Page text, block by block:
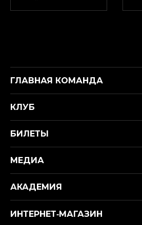
ГЛАВНАЯ КОМАНДА
КЛУБ
БИЛЕТЫ
МЕДИА
АКАДЕМИЯ
ИНТЕРНЕТ‑МАГАЗИН